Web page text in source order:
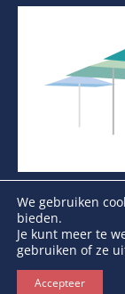
Copyright
We gebruiken
bieden.
Je kunt meer te
gebruiken of ze
Accepteer